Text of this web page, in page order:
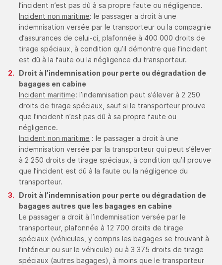
l’incident n’est pas dû à sa propre faute ou négligence.
Incident non maritime: le passager a droit à une
indemnisation versée par le transporteur ou la compagnie
d’assurances de celui-ci, plafonnée à 400 000 droits de
tirage spéciaux, à condition qu’il démontre que l’incident
est dû à la faute ou la négligence du transporteur.
Droit à l’indemnisation pour perte ou dégradation de
bagages en cabine
Incident maritime: l’indemnisation peut s’élever à 2 250
droits de tirage spéciaux, sauf si le transporteur prouve
que l’incident n’est pas dû à sa propre faute ou
négligence.
Incident non maritime : le passager a droit à une
indemnisation versée par la transporteur qui peut s’élever
à 2 250 droits de tirage spéciaux, à condition qu’il prouve
que l’incident est dû à la faute ou la négligence du
transporteur.
Droit à l’indemnisation pour perte ou dégradation de
bagages autres que les bagages en cabine
Le passager a droit à l’indemnisation versée par le
transporteur, plafonnée à 12 700 droits de tirage
spéciaux (véhicules, y compris les bagages se trouvant à
l’intérieur ou sur le véhicule) ou à 3 375 droits de tirage
spéciaux (autres bagages), à moins que le transporteur